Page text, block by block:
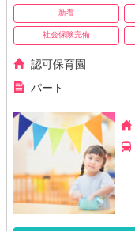
新着
社会保険完備
認可保育園
パート